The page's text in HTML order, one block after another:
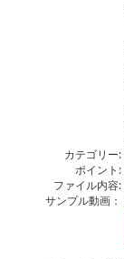
カテゴリー:
ポイント:
ファイル内容:
サンプル動画：